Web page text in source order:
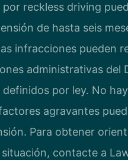
por reckless driving
de hasta seis
infracciones pueden
administrativas del
definidos por ley. No
agravantes
Para obtener
situación, contacte a